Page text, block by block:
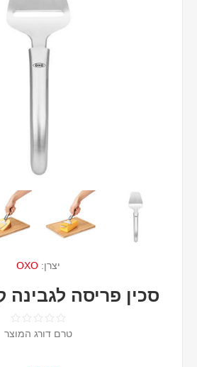
יצרן: OXO
סכין פריסה
טרם דורג המוצר